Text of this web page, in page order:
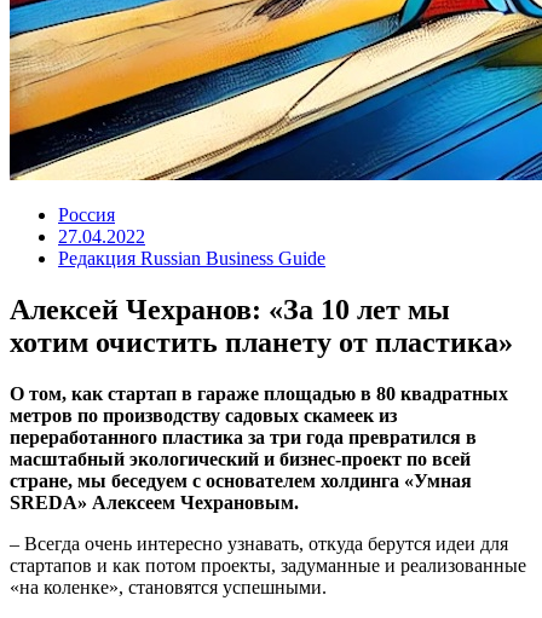
Россия
27.04.2022
Редакция Russian Business Guide
Алексей Чехранов: «За 10 лет мы
хотим очистить планету от пластика»
О том, как стартап в гараже площадью в 80 квадратных
метров по производству садовых скамеек из
переработанного пластика за три года превратился в
масштабный экологический и бизнес-проект по всей
стране, мы беседуем с основателем холдинга «Умная
SREDA» Алексеем Чехрановым.
– Всегда очень интересно узнавать, откуда берутся идеи для
стартапов и как потом проекты, задуманные и реализованные
«на коленке», становятся успешными.